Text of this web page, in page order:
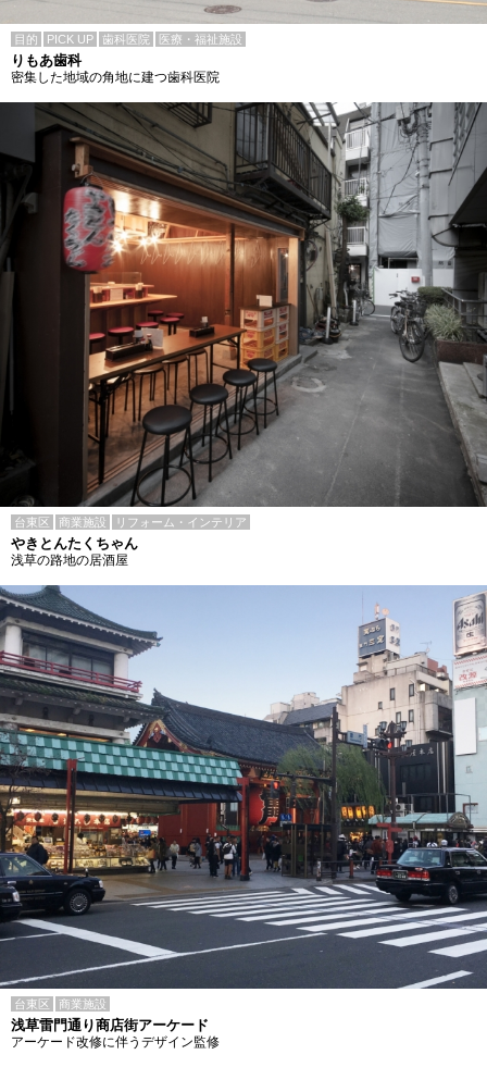
目的 PICK UP 歯科医院 医療・福祉施設
りもあ歯科
密集した地域の角地に建つ歯科医院
台東区 商業施設 リフォーム・インテリア
やきとんたくちゃん
浅草の路地の居酒屋
台東区 商業施設
浅草雷門通り商店街アーケード
アーケード改修に伴うデザイン監修